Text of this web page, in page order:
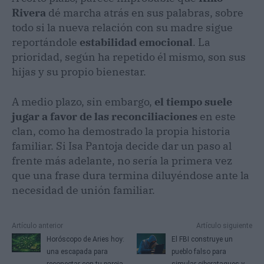
Rivera dé marcha atrás en sus palabras, sobre
todo si la nueva relación con su madre sigue
reportándole estabilidad emocional. La
prioridad, según ha repetido él mismo, son sus
hijas y su propio bienestar.
A medio plazo, sin embargo, el tiempo suele
jugar a favor de las reconciliaciones en este
clan, como ha demostrado la propia historia
familiar. Si Isa Pantoja decide dar un paso al
frente más adelante, no sería la primera vez
que una frase dura termina diluyéndose ante la
necesidad de unión familiar.
Artículo anterior
Horóscopo de Aries hoy:
una escapada para
Artículo siguiente
El FBI construye un
pueblo falso para